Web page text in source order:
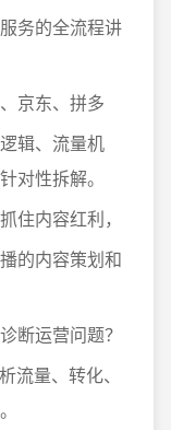
务的全流程讲
京东、拼多
辑、流量机
对性拆解。
内容红利，
的内容策划和
运营问题？
流量、转化、